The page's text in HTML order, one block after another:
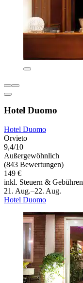
Hotel Duomo
Hotel Duomo
Orvieto
9,4/10
Außergewöhnlich
(843 Bewertungen)
149 €
inkl. Steuern & Gebühren
21. Aug.–22. Aug.
Hotel Duomo